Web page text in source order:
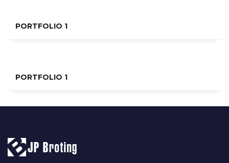
PORTFOLIO 1
PORTFOLIO 1